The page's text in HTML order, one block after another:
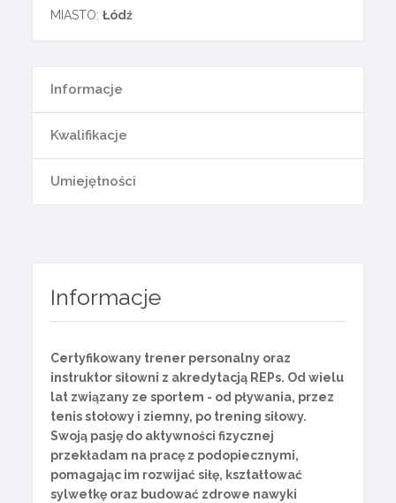
MIASTO:Łódź
Informacje
Kwalifikacje
Umiejętności
Informacje
Certyfikowany trener personalny oraz
instruktor siłowni z akredytacją REPs. Od wielu
lat związany ze sportem - od pływania, przez
tenis stołowy i ziemny, po trening siłowy.
Swoją pasję do aktywności fizycznej
przekładam na pracę z podopiecznymi,
pomagając im rozwijać siłę, kształtować
sylwetkę oraz budować zdrowe nawyki